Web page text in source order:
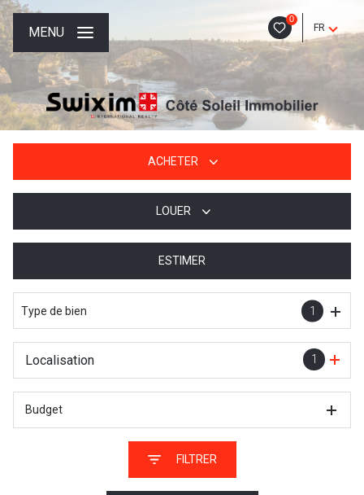
0
FR
MENU
ACHETER
De l'immo pro
LOUER
De l'immo pro
ESTIMER
Type de bien 1
1
Localisation
Budget
FILTRER